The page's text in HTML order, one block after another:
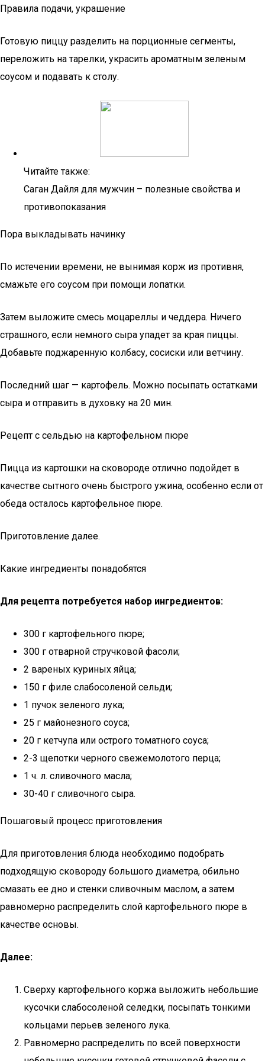
Правила подачи, украшение
Готовую пиццу разделить на порционные сегменты,
переложить на тарелки, украсить ароматным зеленым
соусом и подавать к столу.
Читайте также:
Саган Дайля для мужчин – полезные свойства и
противопоказания
Пора выкладывать начинку
По истечении времени, не вынимая корж из противня,
смажьте его соусом при помощи лопатки.
Затем выложите смесь моцареллы и чеддера. Ничего
страшного, если немного сыра упадет за края пиццы.
Добавьте поджаренную колбасу, сосиски или ветчину.
Последний шаг — картофель. Можно посыпать остатками
сыра и отправить в духовку на 20 мин.
Рецепт с сельдью на картофельном пюре
Пицца из картошки на сковороде отлично подойдет в
качестве сытного очень быстрого ужина, особенно если от
обеда осталось картофельное пюре.
Приготовление далее.
Какие ингредиенты понадобятся
Для рецепта потребуется набор ингредиентов:
300 г картофельного пюре;
300 г отварной стручковой фасоли;
2 вареных куриных яйца;
150 г филе слабосоленой сельди;
1 пучок зеленого лука;
25 г майонезного соуса;
20 г кетчупа или острого томатного соуса;
2-3 щепотки черного свежемолотого перца;
1 ч. л. сливочного масла;
30-40 г сливочного сыра.
Пошаговый процесс приготовления
Для приготовления блюда необходимо подобрать
подходящую сковороду большого диаметра, обильно
смазать ее дно и стенки сливочным маслом, а затем
равномерно распределить слой картофельного пюре в
качестве основы.
Далее:
Сверху картофельного коржа выложить небольшие
кусочки слабосоленой селедки, посыпать тонкими
кольцами перьев зеленого лука.
Равномерно распределить по всей поверхности